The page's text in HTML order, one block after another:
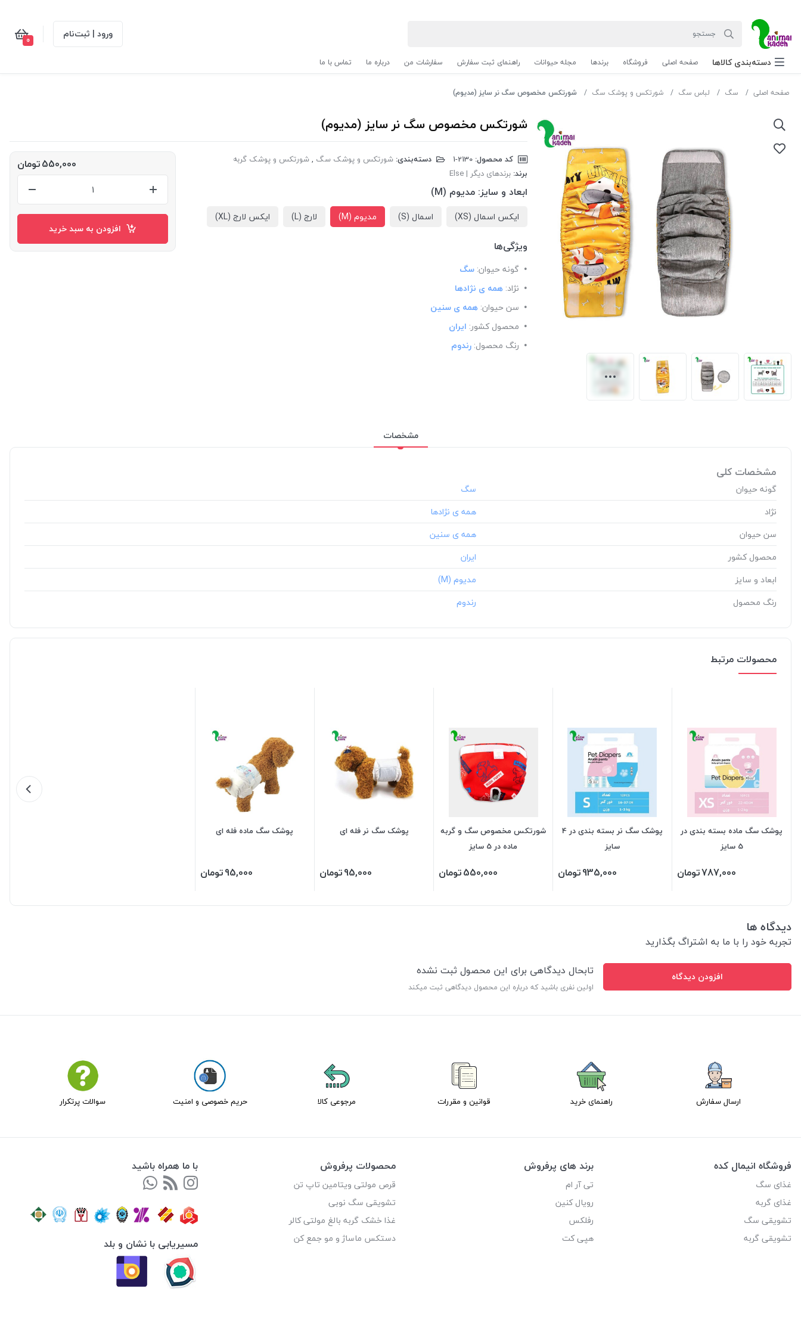
ورود | ثبت‌نام 0
دسته‌بندی‌ کالاها صفحه اصلی فروشگاه برندها مجله حیوانات راهنمای ثبت سفارش سفارشات من درباره ما تماس با ما
صفحه اصلی سگ لباس سگ شورتکس و پوشک سگ شورتکس مخصوص سگ نر سایز (مدیوم)
شورتکس مخصوص سگ نر سایز (مدیوم)
کد محصول: دسته‌بندی: شورتکس و پوشک سگ ,شورتکس و پوشک گربه
برند: برندهای دیگر | Else
ابعاد و سایز: مدیوم (M)
ایکس اسمال (XS) اسمال (S) مدیوم (M) لارج (L) ایکس لارج (XL)
ویژگی‌ها
گونه حیوان: سگ
نژاد: همه ی نژادها
سن حیوان: همه ی سنین
محصول کشور: ایران
رنگ محصول: رندوم
550,000تومان
افزودن به سبد خرید
مشخصات
مشخصات کلی
گونه حیوان
نژاد
سن حیوان
محصول کشور
ابعاد و سایز
رنگ محصول
محصولات مرتبط
پوشک سگ ماده بسته بندی در
5 سایز
787,000تومان
پوشک سگ نر بسته بندی در 4
سایز
935,000تومان
شورتکس مخصوص سگ و گربه
ماده در 5 سایز
550,000تومان
پوشک سگ نر فله ای
95,000تومان
پوشک سگ ماده فله ای
95,000تومان
دیدگاه ها
تجربه خود را با ما به اشتراگ بگذارید
افزودن دیدگاه تابحال دیدگاهی برای این محصول ثبت نشده
اولین نفری باشید که درباره این محصول دیدگاهی ثبت میکند
ارسال سفارش راهنمای خرید قوانین و مقررات مرجوعی کالا حریم خصوصی و امنیت سوالات پرتکرار
فروشگاه انیمال کده
غذای سگ
غذای گربه
تشویقی سگ
تشویقی گربه
برند های پرفروش
تی آر ام
رویال کنین
رفلکس
هپی کت
محصولات پرفروش
قرص مولتی ویتامین تاپ تن
تشویقی سگ نوبی
غذا خشک گربه بالغ مولتی کالر
دستکس ماساژ و مو جمع کن
با ما همراه باشید
مسیریابی با نشان و بلد